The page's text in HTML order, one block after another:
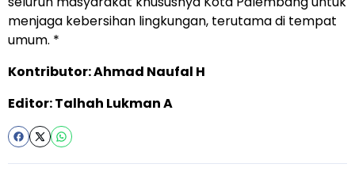
menjaga kebersihan lingkungan, terutama di tempat
umum. *
Kontributor: Ahmad Naufal H
Editor: Talhah Lukman A